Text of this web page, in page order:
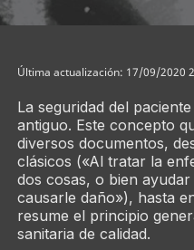
Última actualización: 17/09/2020
La seguridad del
antiguo. Este concepto
diversos documentos,
clásicos («Al tratar la
dos cosas, o bien
causarle daño»), hasta
resume el principio
sanitaria de calidad.